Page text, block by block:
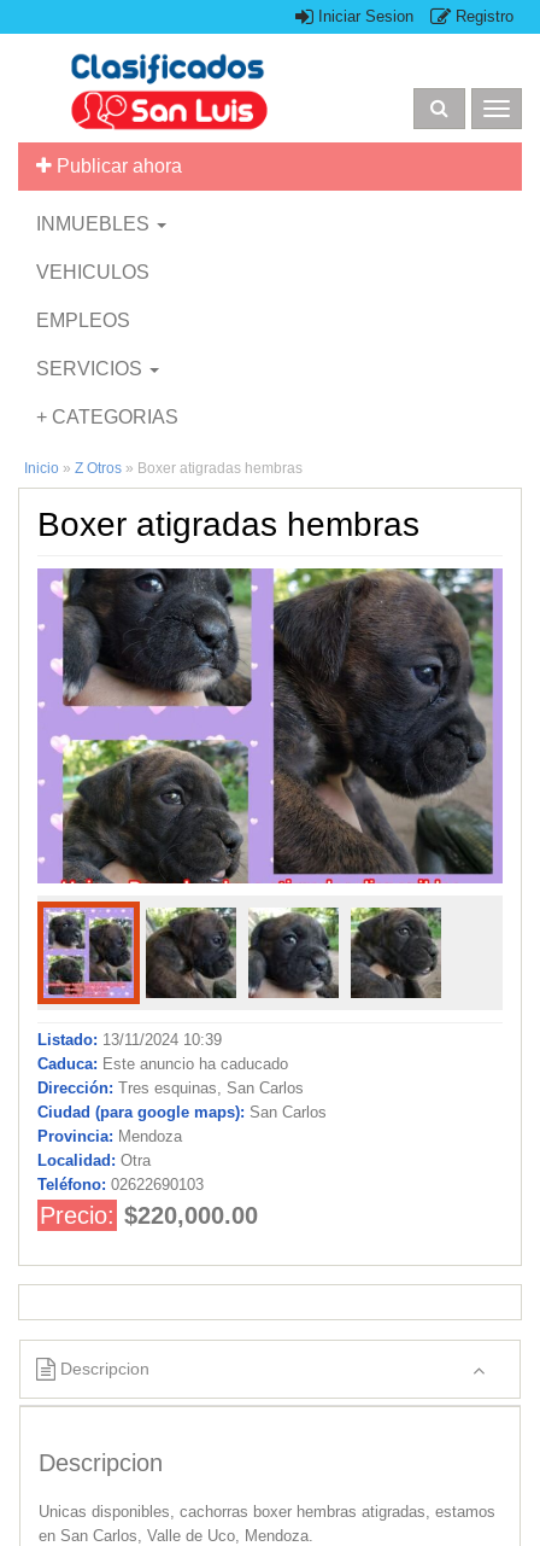
Iniciar Sesion Registro
Publicar ahora
INMUEBLES
VEHICULOS
EMPLEOS
SERVICIOS
+ CATEGORIAS
Inicio » Z Otros » Boxer atigradas hembras
Boxer atigradas hembras
Listado: 13/11/2024 10:39
Caduca: Este anuncio ha caducado
Dirección: Tres esquinas, San Carlos
Ciudad (para google maps): San Carlos
Provincia: Mendoza
Localidad: Otra
Teléfono: 02622690103
Precio: $220,000.00
Descripcion
Descripcion
Unicas disponibles, cachorras boxer hembras atigradas, estamos
en San Carlos, Valle de Uco, Mendoza.